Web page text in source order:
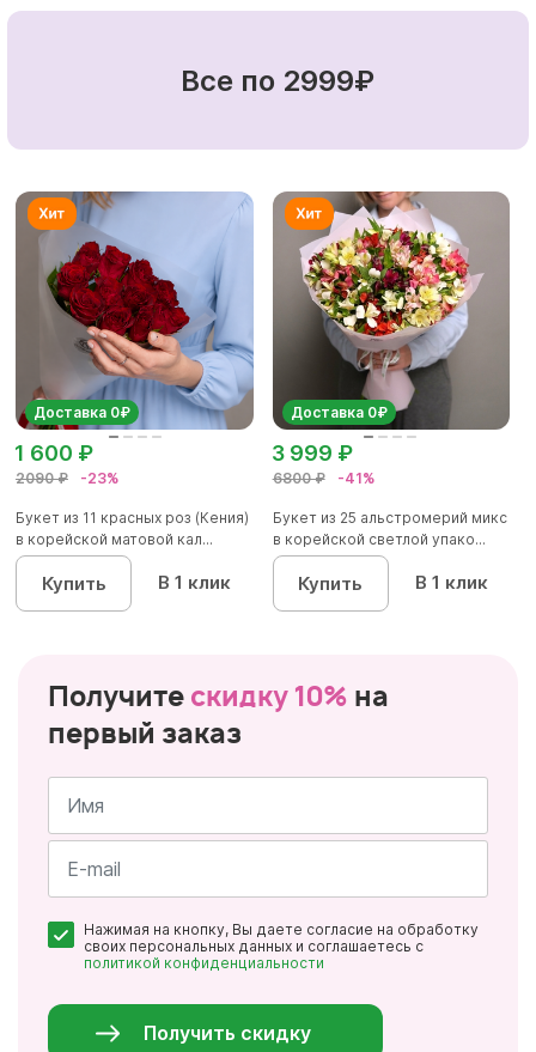
Все по 2999₽
Доставка 0₽
2090 ₽ -23%
1 600 ₽
Букет из 11 красных роз (Кения)
в корейской матовой кал...
Купить В 1 клик
Доставка 0₽
6800 ₽ -41%
3 999 ₽
Букет из 25 альстромерий микс
в корейской светлой упако...
Купить В 1 клик
Получите скидку 10% на
первый заказ
Имя
*
Нажимая на кнопку, Вы даете согласие на обработку
своих персональных данных и соглашаетесь с
политикой конфиденциальности
Получить скидку